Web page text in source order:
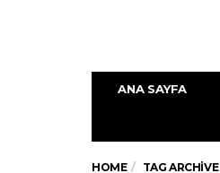
ANA SAYFA
HOME TAG ARCHIVE